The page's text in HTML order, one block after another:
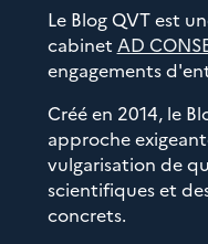
Le Blog QVT est
cabinet AD
engagements
Créé en 2014, le
approche
vulgarisation de
scientifiques et
concrets.